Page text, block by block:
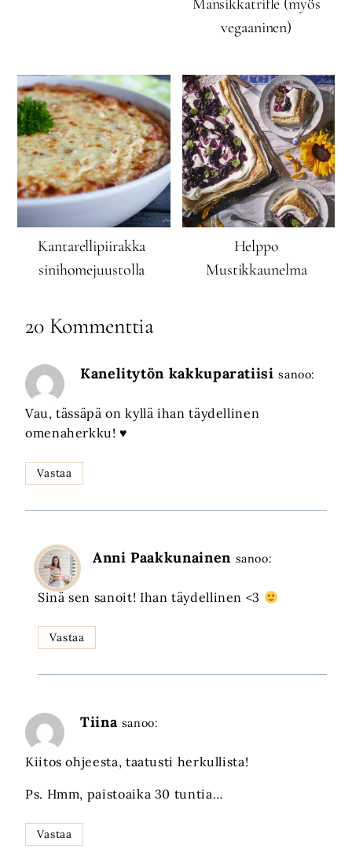
vegaaninen)
Kantarellipiirakka
sinihomejuustolla
Helppo
Mustikkaunelma
20 Kommenttia
Kanelitytön kakkuparatiisi sanoo:
Vau, tässäpä on kyllä ihan täydellinen
omenaherkku! ♥
Vastaa
Anni Paakkunainen sanoo:
Sinä sen sanoit! Ihan täydellinen <3
Vastaa
Tiina sanoo:
Kiitos ohjeesta, taatusti herkullista!
Ps. Hmm, paistoaika 30 tuntia…
Vastaa